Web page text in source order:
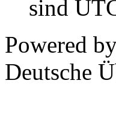
sind
Powered
Deutsche